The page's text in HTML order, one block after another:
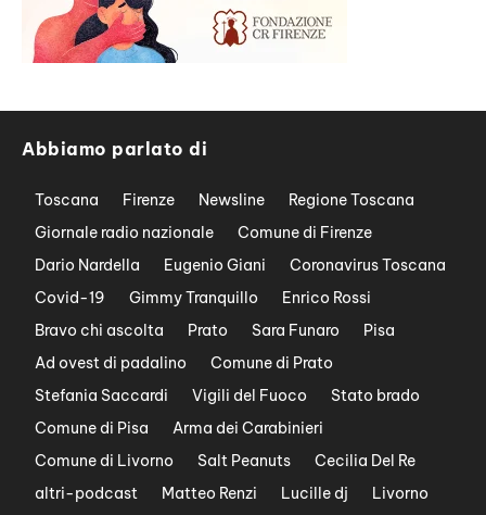
Abbiamo parlato di
Toscana Firenze Newsline
Regione Toscana
Giornale radio nazionale
Comune di Firenze
Dario Nardella
Eugenio Giani
Coronavirus Toscana
Covid-19
Gimmy Tranquillo
Enrico Rossi
Bravo chi ascolta
Prato Sara Funaro
Pisa
Ad ovest di padalino
Comune di Prato
Stefania Saccardi
Vigili del Fuoco
Stato brado
Comune di Pisa
Arma dei Carabinieri
Comune di Livorno
Salt Peanuts
Cecilia Del Re
altri-podcast
Matteo Renzi Lucille dj
Livorno